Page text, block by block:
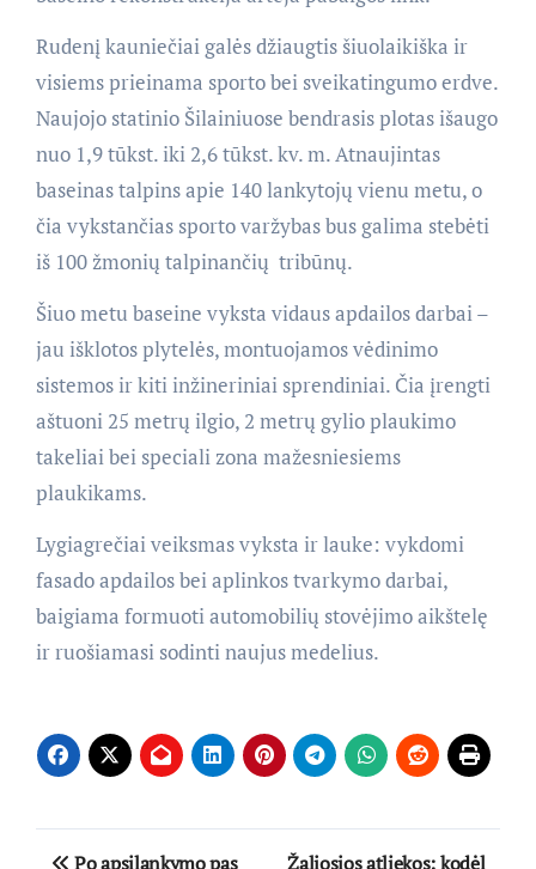
Rudenį kauniečiai galės džiaugtis šiuolaikiška ir
visiems prieinama sporto bei sveikatingumo erdve.
Naujojo statinio Šilainiuose bendrasis plotas išaugo
nuo 1,9 tūkst. iki 2,6 tūkst. kv. m. Atnaujintas
baseinas talpins apie 140 lankytojų vienu metu, o
čia vykstančias sporto varžybas bus galima stebėti
iš 100 žmonių talpinančių tribūnų.
Šiuo metu baseine vyksta vidaus apdailos darbai –
jau išklotos plytelės, montuojamos vėdinimo
sistemos ir kiti inžineriniai sprendiniai. Čia įrengti
aštuoni 25 metrų ilgio, 2 metrų gylio plaukimo
takeliai bei speciali zona mažesniesiems
plaukikams.
Lygiagrečiai veiksmas vyksta ir lauke: vykdomi
fasado apdailos bei aplinkos tvarkymo darbai,
baigiama formuoti automobilių stovėjimo aikštelę
ir ruošiamasi sodinti naujus medelius.
Navigacija
Po apsilankymo pas
Žaliosios atliekos: kodėl